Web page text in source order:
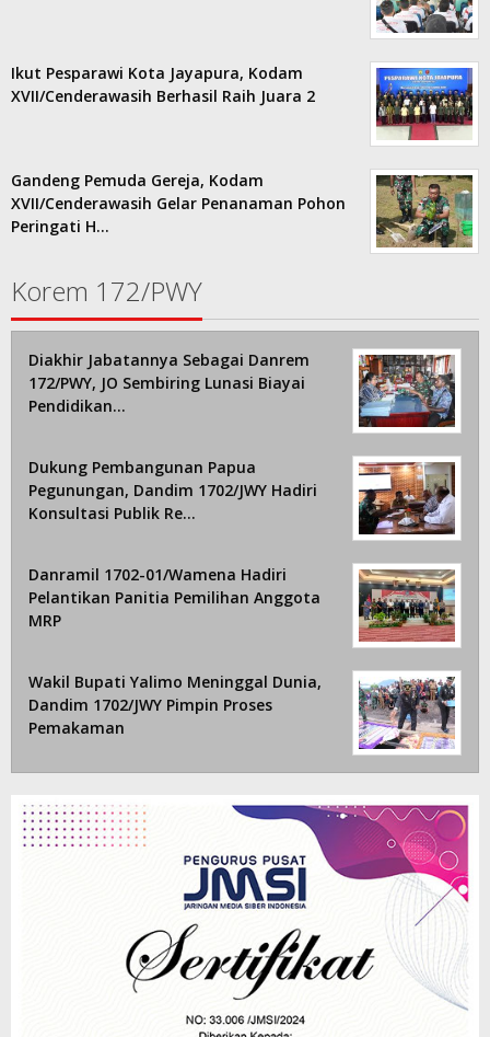
Ikut Pesparawi Kota Jayapura, Kodam
XVII/Cenderawasih Berhasil Raih Juara 2
Gandeng Pemuda Gereja, Kodam
XVII/Cenderawasih Gelar Penanaman Pohon
Peringati H…
Korem 172/PWY
Diakhir Jabatannya Sebagai Danrem
172/PWY, JO Sembiring Lunasi Biayai
Pendidikan…
Dukung Pembangunan Papua
Pegunungan, Dandim 1702/JWY Hadiri
Konsultasi Publik Re…
Danramil 1702-01/Wamena Hadiri
Pelantikan Panitia Pemilihan Anggota
MRP
Wakil Bupati Yalimo Meninggal Dunia,
Dandim 1702/JWY Pimpin Proses
Pemakaman